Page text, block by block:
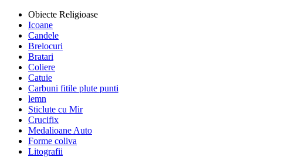
Obiecte Religioase
Icoane
Candele
Brelocuri
Bratari
Coliere
Catuie
Carbuni fitile plute punti
lemn
Sticlute cu Mir
Crucifix
Medalioane Auto
Forme coliva
Litografii